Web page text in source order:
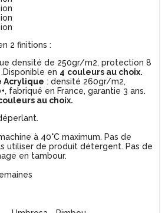
2 finitions :
densité de 250gr/m2, protection 8
en 4 couleurs au choix.
Acrylique : densité 260gr/m2,
fabriqué en France, garantie 3 ans.
au choix.
à 40°C maximum. Pas de
utiliser de produit détergent. Pas de
en tambour.